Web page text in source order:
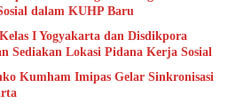
dalam KUHP Baru
I Yogyakarta dan Disdikpora
Sediakan Lokasi Pidana Kerja Sosial
Kumham Imipas Gelar Sinkronisasi